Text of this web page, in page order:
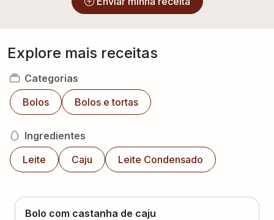
Explore mais receitas
Categorias
Bolos
Bolos e tortas
Ingredientes
Leite
Caju Leite Condensado
Bolo com castanha de caju